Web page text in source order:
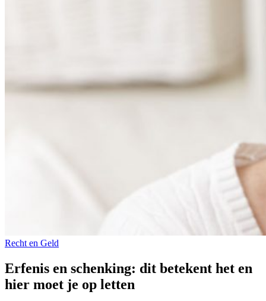
Recht en Geld
Erfenis en schenking: dit betekent het en
hier moet je op letten